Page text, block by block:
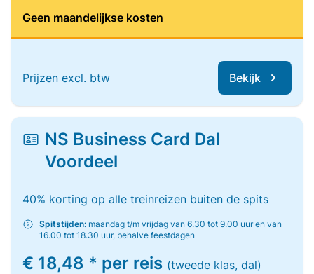
Geen maandelijkse kosten
Prijzen excl. btw Bekijk
NS Business Card Dal
Voordeel
40% korting op alle treinreizen buiten de spits
Spitstijden: maandag t/m vrijdag van 6.30 tot 9.00 uur en van
16.00 tot 18.30 uur, behalve feestdagen
€ 18,48 * per reis (tweede klas, dal)